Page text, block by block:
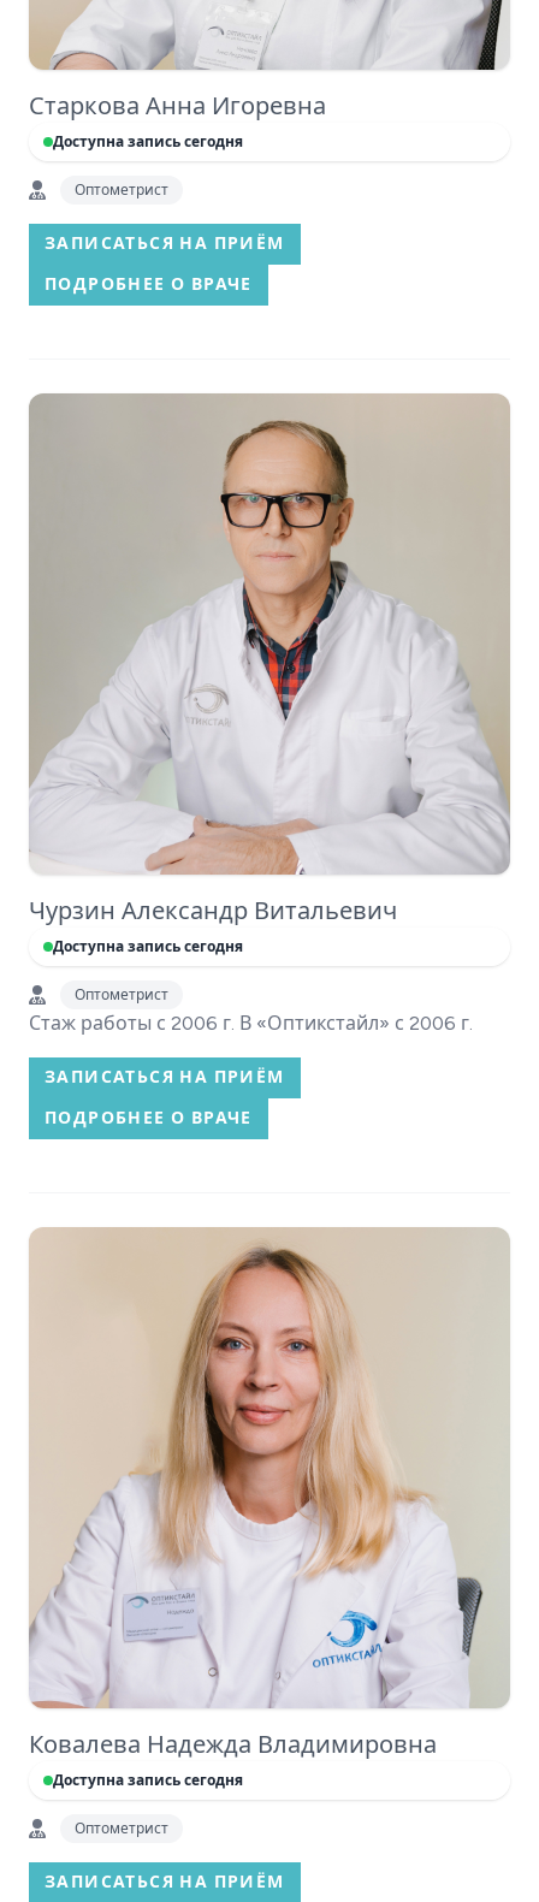
Старкова Анна Игоревна
Доступна запись сегодня
Оптометрист
ЗАПИСАТЬСЯ НА ПРИЁМ
ПОДРОБНЕЕ О ВРАЧЕ
Чурзин Александр Витальевич
Доступна запись сегодня
Оптометрист
Стаж работы с 2006 г. В «Оптикстайл» с 2006 г.
ЗАПИСАТЬСЯ НА ПРИЁМ
ПОДРОБНЕЕ О ВРАЧЕ
Ковалева Надежда Владимировна
Доступна запись сегодня
Оптометрист
ЗАПИСАТЬСЯ НА ПРИЁМ